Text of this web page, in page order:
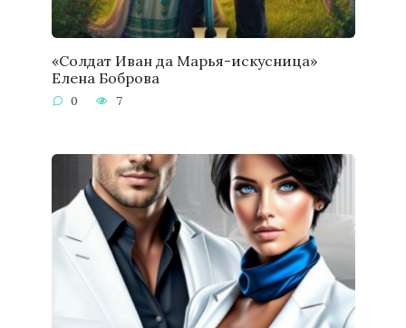
«Солдат Иван да Марья-искусница»
Елена Боброва
0 7